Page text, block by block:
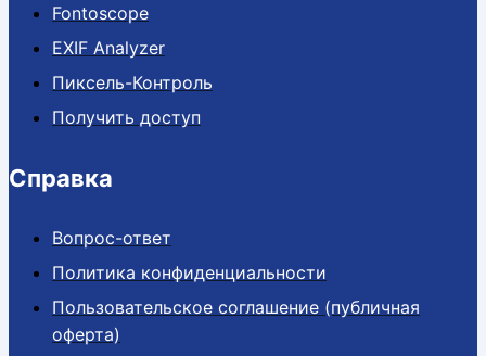
Fontoscope
EXIF Analyzer
Пиксель-Контроль
Получить доступ
Справка
Вопрос-ответ
Политика конфиденциальности
Пользовательское соглашение (публичная
оферта)